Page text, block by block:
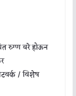
रुग्ण बरे होऊन
/ विशेष